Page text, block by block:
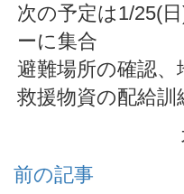
次の予定は1/25(
ーに集合
避難場所の確認、
救援物資の配給訓
前の記事